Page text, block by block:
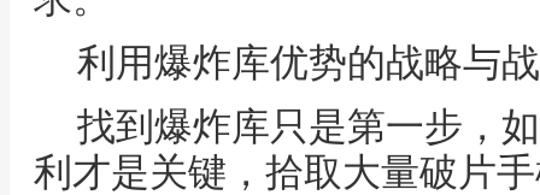
利用爆炸库优势的战略与
找到爆炸库只是第一步，
利才是关键，拾取大量破片